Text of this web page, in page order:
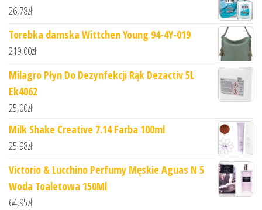
26,78zł
Torebka damska Wittchen Young 94-4Y-019
219,00zł
Milagro Płyn Do Dezynfekcji Rąk Dezactiv 5L
Ek4062
25,00zł
Milk Shake Creative 7.14 Farba 100ml
25,98zł
Victorio & Lucchino Perfumy Męskie Aguas N 5
Woda Toaletowa 150Ml
64,95zł